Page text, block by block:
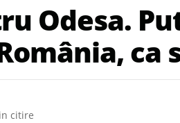
Odesa.
ca
citire